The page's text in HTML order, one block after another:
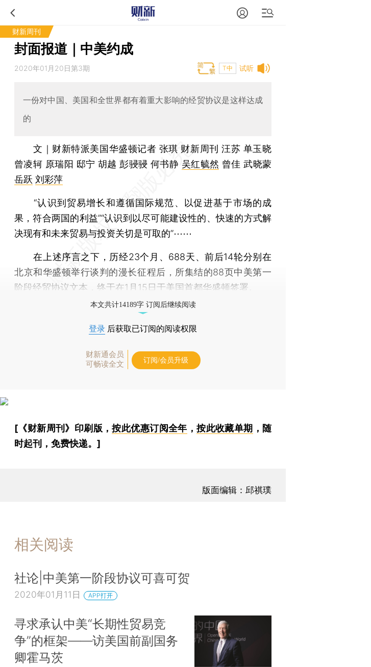
财新周刊
封面报道｜中美约成
试听
2020年01月20日第3期 T中
一份对中国、美国和全世界都有着重大影响的经贸协议是这样达成
的
文｜财新特派美国华盛顿记者 张琪 财新周刊 汪苏 单玉晓
曾凌轲 原瑞阳 邸宁 胡越 彭骎骎 何书静 吴红毓然 曾佳 武晓蒙
岳跃 刘彩萍
“认识到贸易增长和遵循国际规范、以促进基于市场的成
果，符合两国的利益”“认识到以尽可能建设性的、快速的方式解
决现有和未来贸易与投资关切是可取的”⋯⋯
在上述序言之下，历经23个月、688天、前后14轮分别在
北京和华盛顿举行谈判的漫长征程后，所集结的88页中美第一
阶段经贸协议文本，终于在1月15日于美国首都华盛顿签署。
本文共计14189字 订阅后继续阅读
登录 后获取已订阅的阅读权限
财新通会员
可畅读全文
订阅/会员升级
[《财新周刊》印刷版，按此优惠订阅全年 ，按此收藏单期 ，随
时起刊，免费快递。]
版面编辑：邱祺璞
相关阅读
社论|中美第一阶段协议可喜可贺
2020年01月11日 APP打开
寻求承认中美“长期性贸易竞
争”的框架——访美国前副国务
卿霍马茨